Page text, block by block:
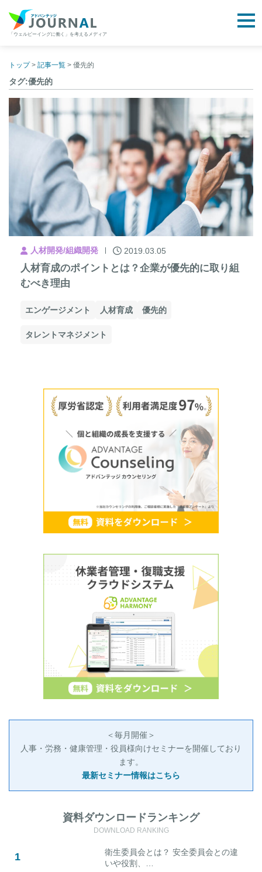
content
「ウェルビーイングに働く」を考えるメディア
トップ> 記事一覧 > 優先的
タグ:優先的
人材開発/組織開発 2019.03.05
人材育成のポイントとは？企業が優先的に取り組
むべき理由
エンゲージメント 人材育成 優先的
タレントマネジメント
＜毎月開催＞
人事・労務・健康管理・役員様向けセミナーを開催しており
ます。
最新セミナー情報はこちら
資料ダウンロードランキング
DOWNLOAD RANKING
衛生委員会とは？ 安全委員会との違
いや役割、…